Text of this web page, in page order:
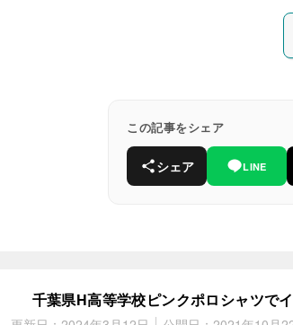
この記事をシェア
シェア LINE
千葉県H高等学校ピンクポロシャツで